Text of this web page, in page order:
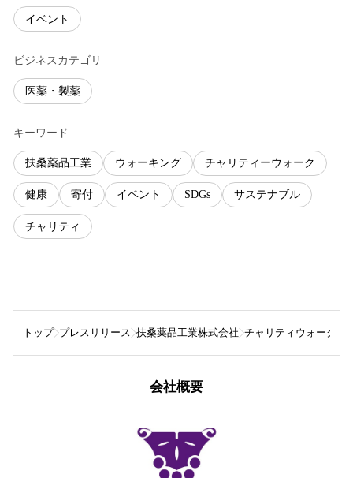
イベント
ビジネスカテゴリ
医薬・製薬
キーワード
扶桑薬品工業 ウォーキング チャリティーウォーク
健康 寄付 イベント SDGs サステナブル
チャリティ
トップ プレスリリース 扶桑薬品工業株式会社 チャリティウォークイ
会社概要